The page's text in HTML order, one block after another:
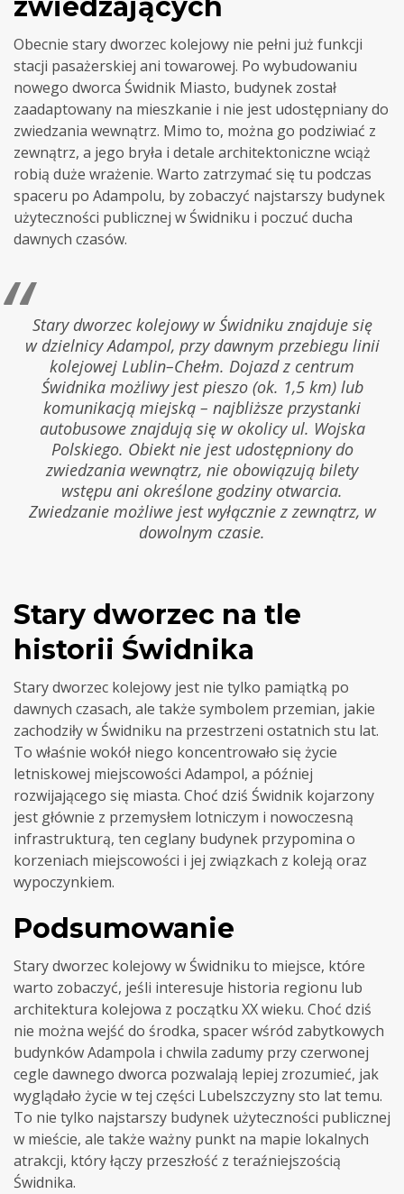
zwiedzających
Obecnie stary dworzec kolejowy nie pełni już funkcji
stacji pasażerskiej ani towarowej. Po wybudowaniu
nowego dworca Świdnik Miasto, budynek został
zaadaptowany na mieszkanie i nie jest udostępniany do
zwiedzania wewnątrz. Mimo to, można go podziwiać z
zewnątrz, a jego bryła i detale architektoniczne wciąż
robią duże wrażenie. Warto zatrzymać się tu podczas
spaceru po Adampolu, by zobaczyć najstarszy budynek
użyteczności publicznej w Świdniku i poczuć ducha
dawnych czasów.
Stary dworzec kolejowy w Świdniku znajduje się
w dzielnicy Adampol, przy dawnym przebiegu linii
kolejowej Lublin–Chełm. Dojazd z centrum
Świdnika możliwy jest pieszo (ok. 1,5 km) lub
komunikacją miejską – najbliższe przystanki
autobusowe znajdują się w okolicy ul. Wojska
Polskiego. Obiekt nie jest udostępniony do
zwiedzania wewnątrz, nie obowiązują bilety
wstępu ani określone godziny otwarcia.
Zwiedzanie możliwe jest wyłącznie z zewnątrz, w
dowolnym czasie.
Stary dworzec na tle
historii Świdnika
Stary dworzec kolejowy jest nie tylko pamiątką po
dawnych czasach, ale także symbolem przemian, jakie
zachodziły w Świdniku na przestrzeni ostatnich stu lat.
To właśnie wokół niego koncentrowało się życie
letniskowej miejscowości Adampol, a później
rozwijającego się miasta. Choć dziś Świdnik kojarzony
jest głównie z przemysłem lotniczym i nowoczesną
infrastrukturą, ten ceglany budynek przypomina o
korzeniach miejscowości i jej związkach z koleją oraz
wypoczynkiem.
Podsumowanie
Stary dworzec kolejowy w Świdniku to miejsce, które
warto zobaczyć, jeśli interesuje historia regionu lub
architektura kolejowa z początku XX wieku. Choć dziś
nie można wejść do środka, spacer wśród zabytkowych
budynków Adampola i chwila zadumy przy czerwonej
cegle dawnego dworca pozwalają lepiej zrozumieć, jak
wyglądało życie w tej części Lubelszczyzny sto lat temu.
To nie tylko najstarszy budynek użyteczności publicznej
w mieście, ale także ważny punkt na mapie lokalnych
atrakcji, który łączy przeszłość z teraźniejszością
Świdnika.